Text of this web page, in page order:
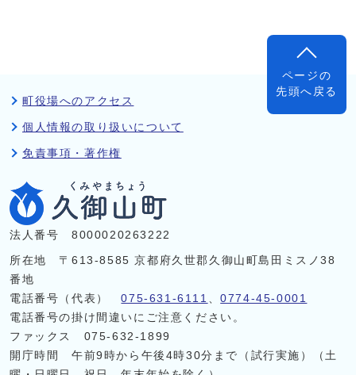
ページの
先頭へ戻る
町役場へのアクセス
個人情報の取り扱いについて
免責事項・著作権
法人番号 8000020263222
所在地 〒613-8585 京都府久世郡久御山町島田ミスノ38
番地
電話番号（代表）075-631-6111 、0774-45-0001
電話番号の掛け間違いにご注意ください。
ファックス 075-632-1899
開庁時間 午前9時から午後4時30分まで（試行実施）（土